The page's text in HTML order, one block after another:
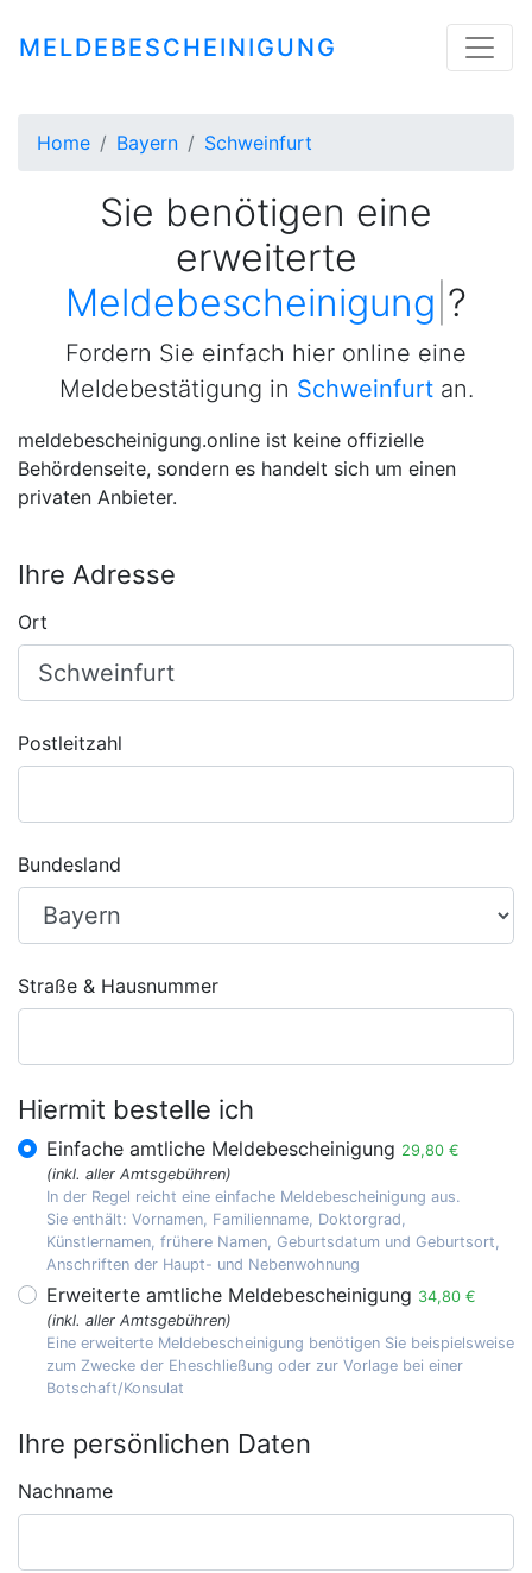
MELDEBESCHEINIGUNG
Home Bayern Schweinfurt
Sie benötigen eine
erweiterte
Meldebescheinigung ?
Fordern Sie einfach hier online eine
Meldebestätigung in Schweinfurtan.
meldebescheinigung.online ist keine offizielle
Behördenseite, sondern es handelt sich um einen
privaten Anbieter.
Ihre Adresse
Ort
Postleitzahl
Bundesland
Straße & Hausnummer
Hiermit bestelle ich
Einfache amtliche Meldebescheinigung 29,80 €
(inkl. aller Amtsgebühren)
In der Regel reicht eine einfache Meldebescheinigung aus.
Sie enthält: Vornamen, Familienname, Doktorgrad,
Künstlernamen, frühere Namen, Geburtsdatum und Geburtsort,
Anschriften der Haupt- und Nebenwohnung
Erweiterte amtliche Meldebescheinigung 34,80 €
(inkl. aller Amtsgebühren)
Eine erweiterte Meldebescheinigung benötigen Sie beispielsweise
zum Zwecke der Eheschließung oder zur Vorlage bei einer
Botschaft/Konsulat
Ihre persönlichen Daten
Nachname